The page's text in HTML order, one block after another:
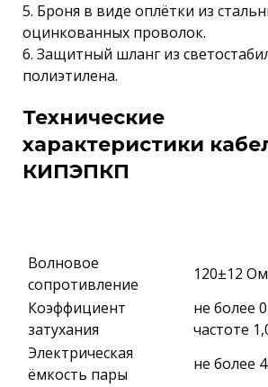
5. Броня в виде оплётки из
оцинкованных проволок.
6. Защитный шланг из
полиэтилена.
Технические
характеристики
КИПЭПКП
Волновое
сопротивление
120±12 Ом
Коэффициент
затухания
не более
частоте
Электрическая
ёмкость пары
не более